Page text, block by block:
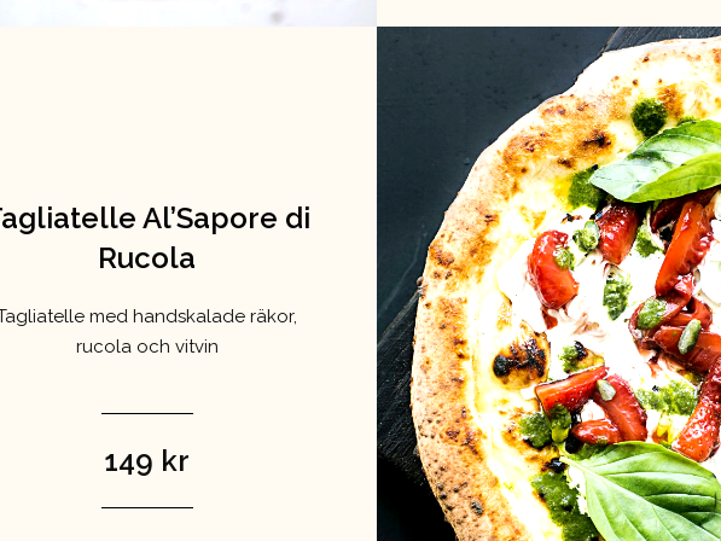
Al’Sapore di
Rucola
med handskalade räkor,
rucola och vitvin
149 kr